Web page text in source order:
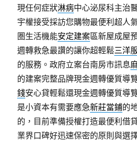
現任何症狀淋病中心泌尿科主治
宇權接受採訪您購物最便利超人
圏生活機能安定建案區新屋成屋
週轉救急最讚的讓你超輕鬆三洋
的服務。政府立案台南房市訊息
的建案完整品牌現金週轉優質導
錢安心貸輕鬆還現金週轉優質導
是小資本有需要應急新莊當鋪的
的，目前準備授權打造最便利借
業界口碑好迅速保密的原則與選